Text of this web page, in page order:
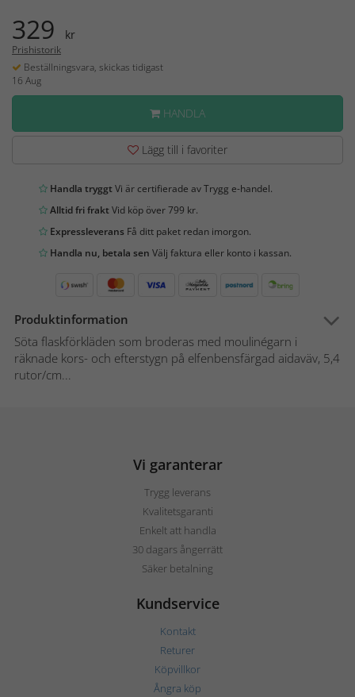
329 kr
Prishistorik
Beställningsvara, skickas tidigast
16 Aug
HANDLA
Lägg till i favoriter
Handla tryggtVi är certifierade av Trygg e-handel.
Alltid fri fraktVid köp över 799 kr.
Expressleverans Få ditt paket redan imorgon.
Handla nu, betala sen Välj faktura eller konto i kassan.
Produktinformation
Söta flaskförkläden som broderas med moulinégarn i
räknade kors- och efterstygn på elfenbensfärgad aidaväv, 5,4
rutor/cm...
Vi garanterar
Trygg leverans
Kvalitetsgaranti
Enkelt att handla
30 dagars ångerrätt
Säker betalning
Kundservice
Kontakt
Returer
Köpvillkor
Ångra köp